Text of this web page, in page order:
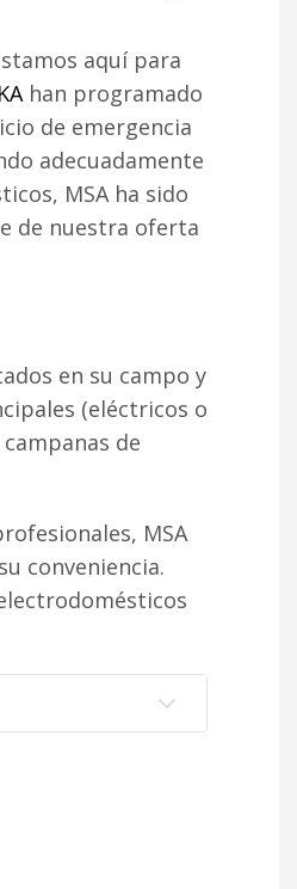
aquí para
han programado
de emergencia
adecuadamente
MSA ha sido
de nuestra oferta
en su campo y
(eléctricos o
de
MSA
conveniencia.